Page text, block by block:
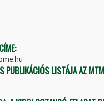
PUBLIKÁCIÓS LISTÁJA AZ